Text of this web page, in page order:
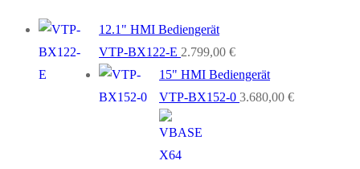
12.1" HMI Bediengerät
VTP-BX122-E 2.799,00 €
15" HMI Bediengerät
VTP-BX152-0 3.680,00 €